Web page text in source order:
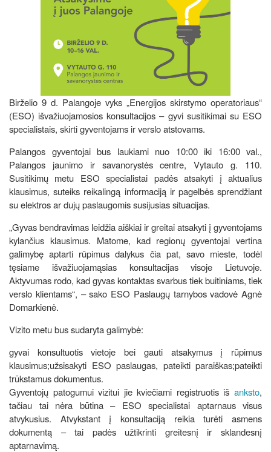
Birželio 9 d. Palangoje vyks „Energijos skirstymo operatoriaus“
(ESO) išvažiuojamosios konsultacijos – gyvi susitikimai su ESO
specialistais, skirti gyventojams ir verslo atstovams.
Palangos gyventojai bus laukiami nuo 10:00 iki 16:00 val.,
Palangos jaunimo ir savanorystės centre, Vytauto g. 110.
Susitikimų metu ESO specialistai padės atsakyti į aktualius
klausimus, suteiks reikalingą informaciją ir pagelbės sprendžiant
su elektros ar dujų paslaugomis susijusias situacijas.
„Gyvas bendravimas leidžia aiškiai ir greitai atsakyti į gyventojams
kylančius klausimus. Matome, kad regionų gyventojai vertina
galimybę aptarti rūpimus dalykus čia pat, savo mieste, todėl
tęsiame išvažiuojamąsias konsultacijas visoje Lietuvoje.
Aktyvumas rodo, kad gyvas kontaktas svarbus tiek buitiniams, tiek
verslo klientams“, – sako ESO Paslaugų tarnybos vadovė Agnė
Domarkienė.
Vizito metu bus sudaryta galimybė:
gyvai konsultuotis vietoje bei gauti atsakymus į rūpimus
klausimus;užsisakyti ESO paslaugas, pateikti paraiškas;pateikti
trūkstamus dokumentus.
Gyventojų patogumui vizitui jie kviečiami registruotis iš anksto,
tačiau tai nėra būtina – ESO specialistai aptarnaus visus
atvykusius. Atvykstant į konsultaciją reikia turėti asmens
dokumentą – tai padės užtikrinti greitesnį ir sklandesnį
aptarnavimą.